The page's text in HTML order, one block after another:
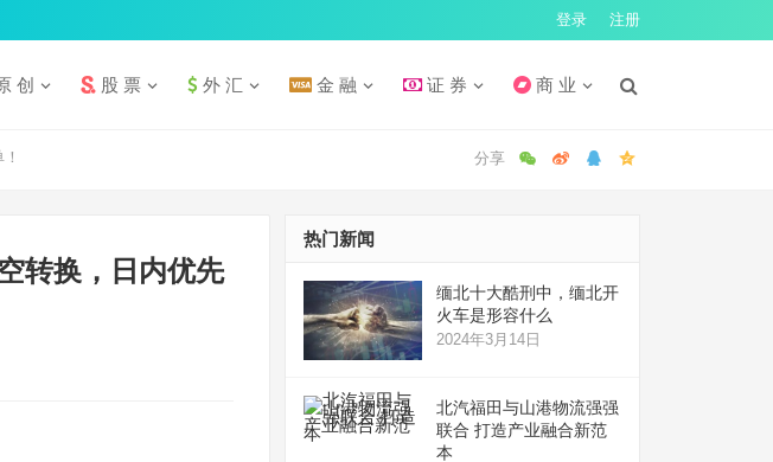
登录 注册
创 股 票 外 汇 金 融 证 券 商 业
转换，日内优先
热门新闻
缅北十大酷刑中，缅北开
火车是形容什么
2024年3月14日
北汽福田与山港物流强强
联合 打造产业融合新范
本